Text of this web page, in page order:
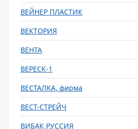
ВЕЙНЕР ПЛАСТИК
ВЕКТОРИЯ
ВЕНТА
ВЕРЕСК-1
ВЕСТАЛКА, фирма
ВЕСТ-СТРЕЙЧ
ВИБАК РУССИЯ